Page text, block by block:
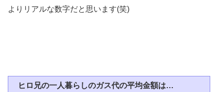
よりリアルな数字だと思います(笑)
ヒロ兄の一人暮らしのガス代の平均金額は…